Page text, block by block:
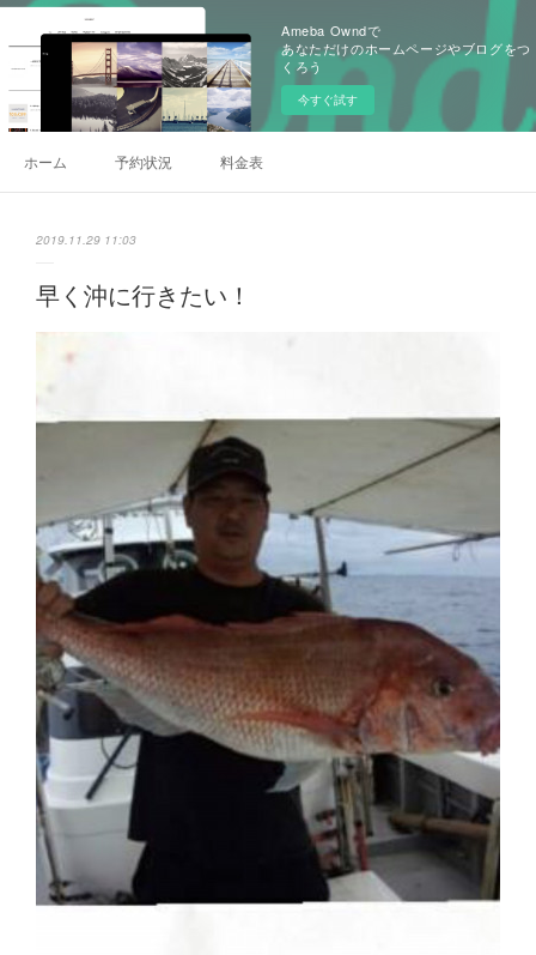
Ameba Owndで
あなただけのホームページやブログをつ
くろう
今すぐ試す
ホーム 予約状況 料金表
2019.11.29 11:03
早く沖に行きたい！